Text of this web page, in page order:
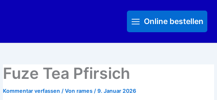
MenuOnline bestellen
Fuze Tea Pfirsich
Kommentar verfassen / Von rames / 9. Januar 2026